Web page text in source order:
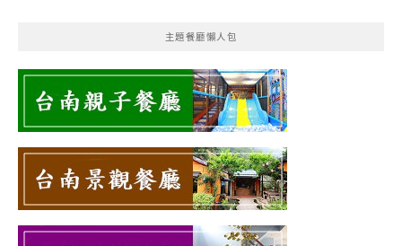
主題餐廳懶人包